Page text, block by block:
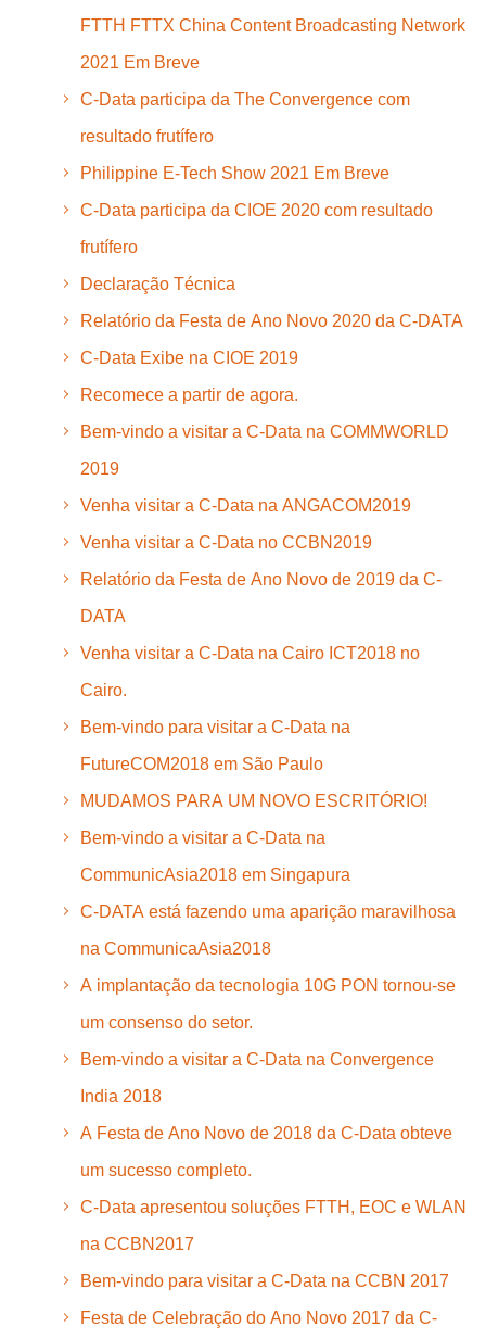
FTTH FTTX China Content Broadcasting Network
2021 Em Breve
C-Data participa da The Convergence com
resultado frutífero
Philippine E-Tech Show 2021 Em Breve
C-Data participa da CIOE 2020 com resultado
frutífero
Declaração Técnica
Relatório da Festa de Ano Novo 2020 da C-DATA
C-Data Exibe na CIOE 2019
Recomece a partir de agora.
Bem-vindo a visitar a C-Data na COMMWORLD
2019
Venha visitar a C-Data na ANGACOM2019
Venha visitar a C-Data no CCBN2019
Relatório da Festa de Ano Novo de 2019 da C-
DATA
Venha visitar a C-Data na Cairo ICT2018 no
Cairo.
Bem-vindo para visitar a C-Data na
FutureCOM2018 em São Paulo
MUDAMOS PARA UM NOVO ESCRITÓRIO!
Bem-vindo a visitar a C-Data na
CommunicAsia2018 em Singapura
C-DATA está fazendo uma aparição maravilhosa
na CommunicaAsia2018
A implantação da tecnologia 10G PON tornou-se
um consenso do setor.
Bem-vindo a visitar a C-Data na Convergence
India 2018
A Festa de Ano Novo de 2018 da C-Data obteve
um sucesso completo.
C-Data apresentou soluções FTTH, EOC e WLAN
na CCBN2017
Bem-vindo para visitar a C-Data na CCBN 2017
Festa de Celebração do Ano Novo 2017 da C-